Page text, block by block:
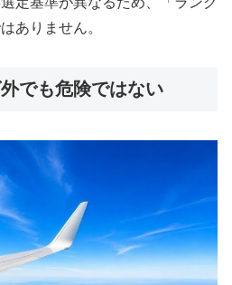
ありません。
でも危険ではない